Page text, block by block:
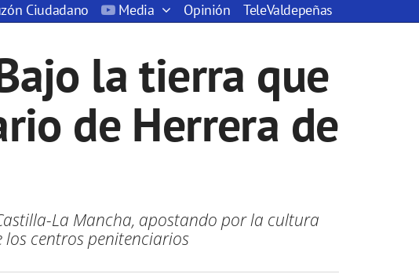
Ciudadano Media Opinión TeleValdepeñas
la tierra que
de Herrera de
La Mancha, apostando por la cultura
centros penitenciarios